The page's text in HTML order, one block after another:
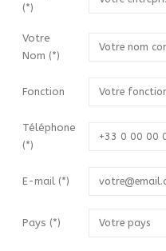
(*)
Votre
Nom (*)
Fonction
Téléphone
(*)
E-mail (*)
Pays (*)